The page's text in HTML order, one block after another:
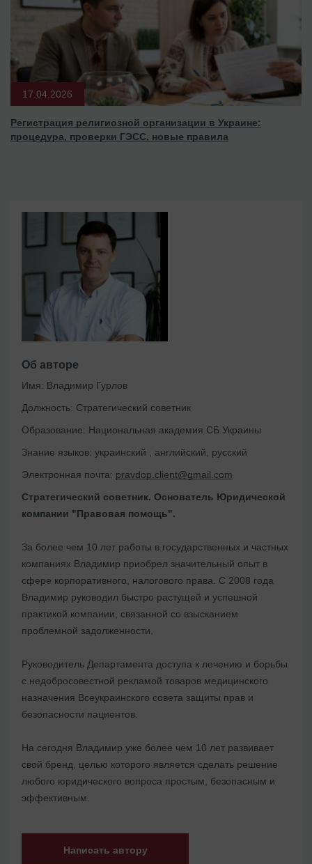
17.04.2026
Регистрация религиозной организации в Украине:
процедура, проверки ГЭСС, новые правила
Об авторе
Имя: Владимир Гурлов
Должность: Стратегический советник
Образование: Национальная академия СБ Украины
Знание языков: украинский , английский, русский
Электронная почта: pravdop.client@gmail.com
Стратегический советник. Основатель Юридической
компании "Правовая помощь".
За более чем 10 лет работы в государственных и частных
компаниях Владимир приобрел значительный опыт в
сфере корпоративного, налогового права. С 2008 года
Владимир руководил быстро растущей и успешной
практикой компании, связанной со взысканием
проблемной задолженности.
Руководитель Департамента доступа к лечению и борьбы
с недобросовестной рекламой товаров медицинского
назначения Всеукраинского совета защиты прав и
безопасности пациентов.
На сегодня Владимир уже более чем 10 лет развивает
свой бренд, целью которого является сделать решение
любого юридического вопроса простым, безопасным и
эффективным.
Написать автору